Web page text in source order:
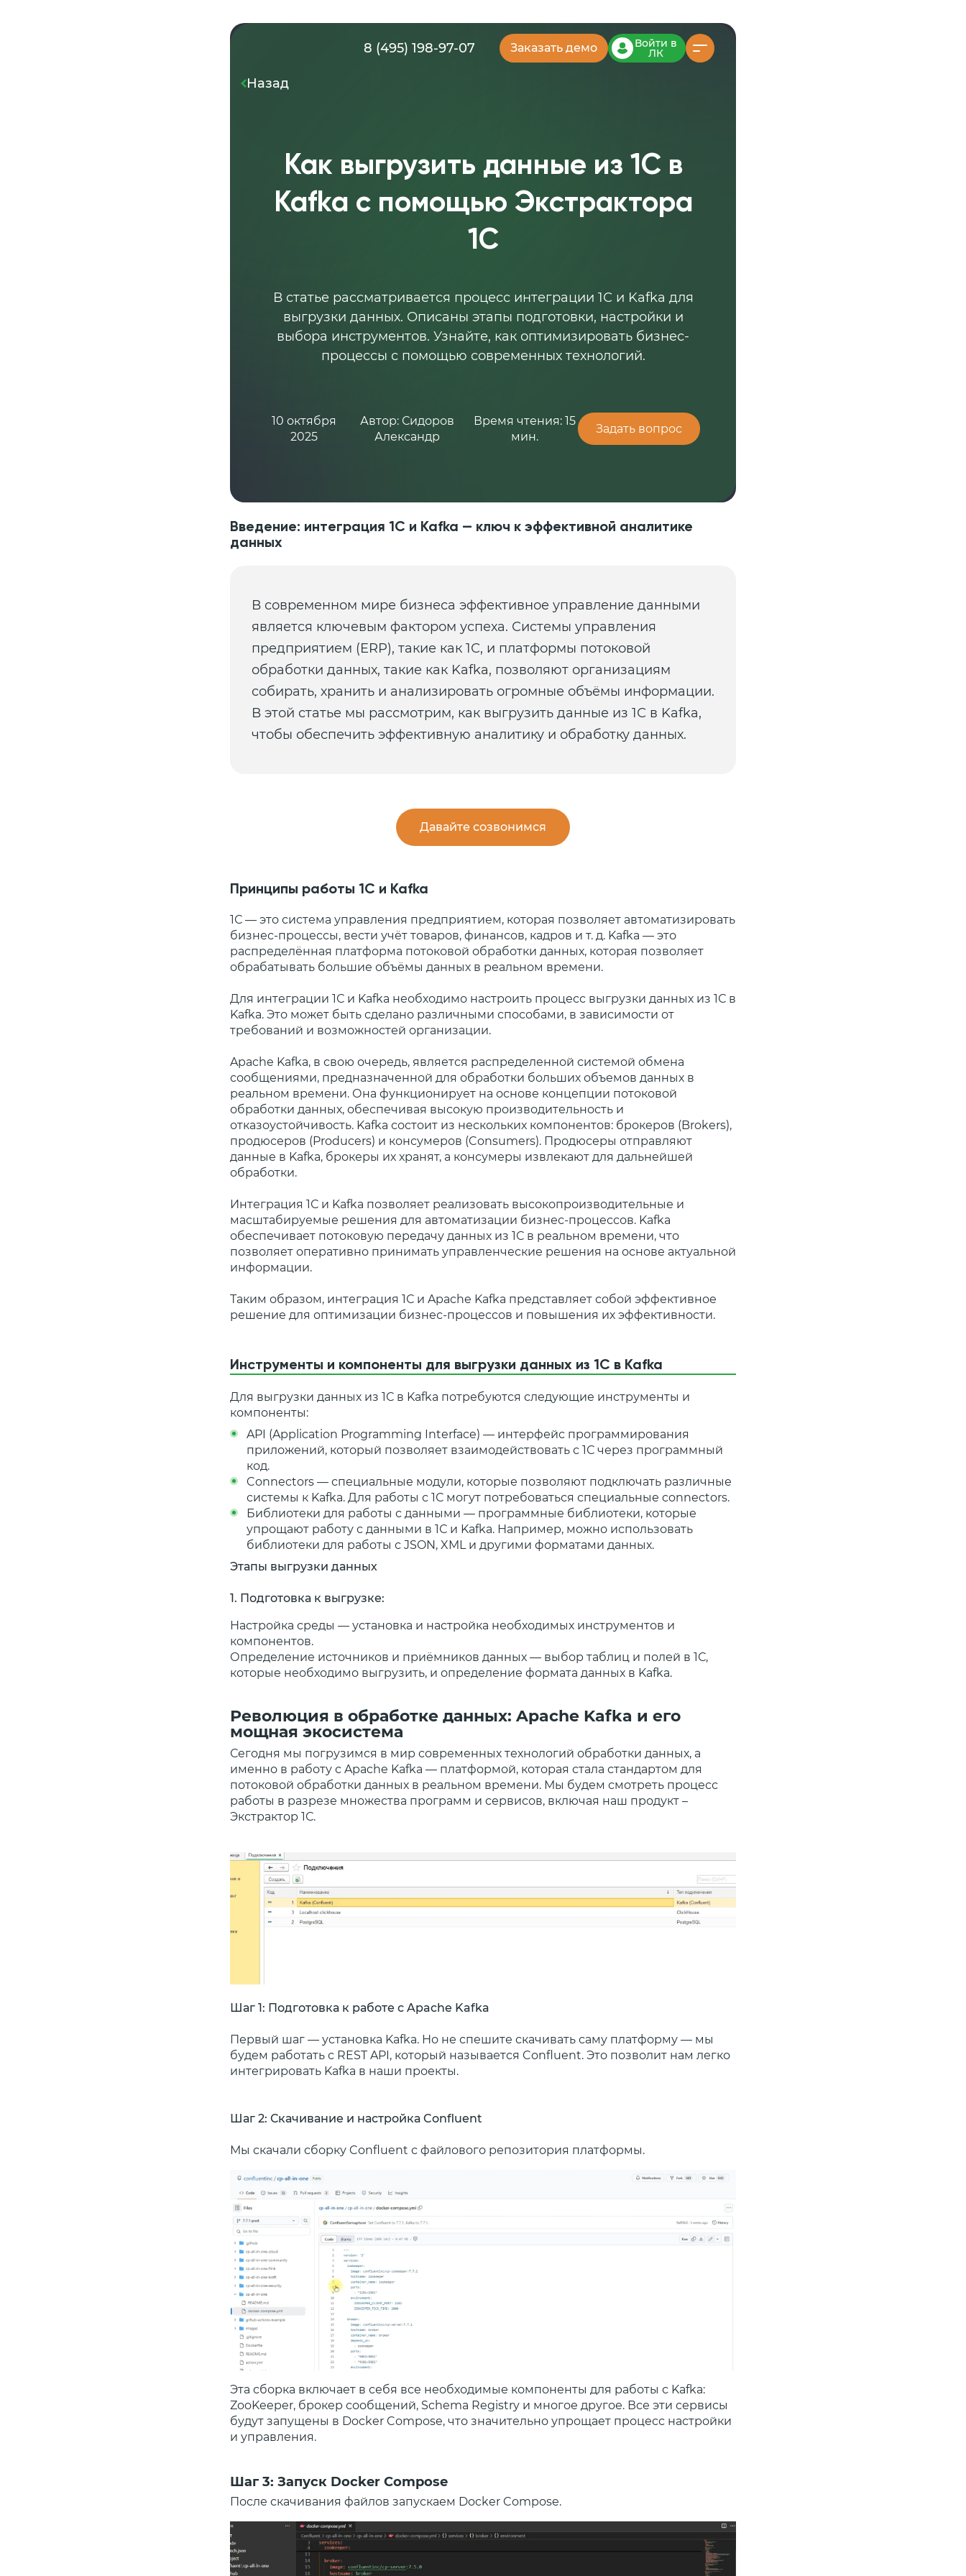
8 (495) 198-97-07 Заказать демо Войти в
ЛК
Назад
Как выгрузить данные из 1С в
Kafka с помощью Экстрактора
1С
В статье рассматривается процесс интеграции 1С и Kafka для
выгрузки данных. Описаны этапы подготовки, настройки и
выбора инструментов. Узнайте, как оптимизировать бизнес-
процессы с помощью современных технологий.
10 октября
2025
Автор: Сидоров
Александр
Время чтения: 15
мин.
Задать вопрос
Введение: интеграция 1С и Kafka — ключ к эффективной аналитике
данных
В современном мире бизнеса эффективное управление данными
является ключевым фактором успеха. Системы управления
предприятием (ERP), такие как 1С, и платформы потоковой
обработки данных, такие как Kafka, позволяют организациям
собирать, хранить и анализировать огромные объёмы информации.
В этой статье мы рассмотрим, как выгрузить данные из 1С в Kafka,
чтобы обеспечить эффективную аналитику и обработку данных.
Давайте созвонимся
Принципы работы 1С и Kafka
1С — это система управления предприятием, которая позволяет автоматизировать
бизнес-процессы, вести учёт товаров, финансов, кадров и т. д. Kafka — это
распределённая платформа потоковой обработки данных, которая позволяет
обрабатывать большие объёмы данных в реальном времени.
Для интеграции 1С и Kafka необходимо настроить процесс выгрузки данных из 1С в
Kafka. Это может быть сделано различными способами, в зависимости от
требований и возможностей организации.
Apache Kafka, в свою очередь, является распределенной системой обмена
сообщениями, предназначенной для обработки больших объемов данных в
реальном времени. Она функционирует на основе концепции потоковой
обработки данных, обеспечивая высокую производительность и
отказоустойчивость. Kafka состоит из нескольких компонентов: брокеров (Brokers),
продюсеров (Producers) и консумеров (Consumers). Продюсеры отправляют
данные в Kafka, брокеры их хранят, а консумеры извлекают для дальнейшей
обработки.
Интеграция 1С и Kafka позволяет реализовать высокопроизводительные и
масштабируемые решения для автоматизации бизнес-процессов. Kafka
обеспечивает потоковую передачу данных из 1С в реальном времени, что
позволяет оперативно принимать управленческие решения на основе актуальной
информации.
Таким образом, интеграция 1С и Apache Kafka представляет собой эффективное
решение для оптимизации бизнес-процессов и повышения их эффективности.
Инструменты и компоненты для выгрузки данных из 1С в Kafka
Для выгрузки данных из 1С в Kafka потребуются следующие инструменты и
компоненты:
API (Application Programming Interface) — интерфейс программирования
приложений, который позволяет взаимодействовать с 1С через программный
код.
Connectors — специальные модули, которые позволяют подключать различные
системы к Kafka. Для работы с 1С могут потребоваться специальные connectors.
Библиотеки для работы с данными — программные библиотеки, которые
упрощают работу с данными в 1С и Kafka. Например, можно использовать
библиотеки для работы с JSON, XML и другими форматами данных.
Этапы выгрузки данных
1. Подготовка к выгрузке:
Настройка среды — установка и настройка необходимых инструментов и
компонентов.
Определение источников и приёмников данных — выбор таблиц и полей в 1С,
которые необходимо выгрузить, и определение формата данных в Kafka.
Революция в обработке данных: Apache Kafka и его
мощная экосистема
Сегодня мы погрузимся в мир современных технологий обработки данных, а
именно в работу с Apache Kafka — платформой, которая стала стандартом для
потоковой обработки данных в реальном времени. Мы будем смотреть процесс
работы в разрезе множества программ и сервисов, включая наш продукт –
Экстрактор 1С.
Шаг 1: Подготовка к работе с Apache Kafka
Первый шаг — установка Kafka. Но не спешите скачивать саму платформу — мы
будем работать с REST API, который называется Confluent. Это позволит нам легко
интегрировать Kafka в наши проекты.
Шаг 2: Скачивание и настройка Confluent
Мы скачали сборку Confluent с файлового репозитория платформы.
Эта сборка включает в себя все необходимые компоненты для работы с Kafka:
ZooKeeper, брокер сообщений, Schema Registry и многое другое. Все эти сервисы
будут запущены в Docker Compose, что значительно упрощает процесс настройки
и управления.
Шаг 3: Запуск Docker Compose
После скачивания файлов запускаем Docker Compose.